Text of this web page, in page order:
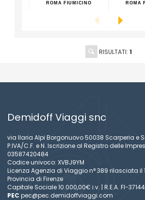
ROMA FIUMICINO
ROMA
RISULTATI:1
Demidoff Viaggi snc
via Ilaria Alpi Borgonuovo 50038 Scarperia e
P.IVA/C.F. e N. Iscrizione al Registro delle
03587420484
Codice univoco: XVBJ9YM
Licenza Agenzia di Viaggio n° 389 rilasciata il
Provincia di Firenze
Capitale Sociale 10.000,00€ i.v. | R.E.A. FI-
PEC pec@pec.demidoffviaggi.com